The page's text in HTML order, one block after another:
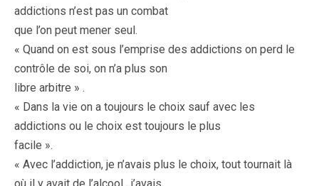
addictions n’est pas un combat
que l’on peut mener seul.
« Quand on est sous l’emprise des addictions on perd le
contrôle de soi, on n’a plus son
libre arbitre » .
« Dans la vie on a toujours le choix sauf avec les
addictions ou le choix est toujours le plus
facile ».
« Avec l’addiction, je n’avais plus le choix, tout tournait là